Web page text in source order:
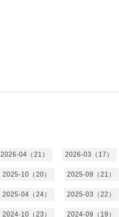
2026-04（21） 2026-03（17）
2025-10（20） 2025-09（21）
2025-04（24） 2025-03（22）
2024-10（23） 2024-09（19）